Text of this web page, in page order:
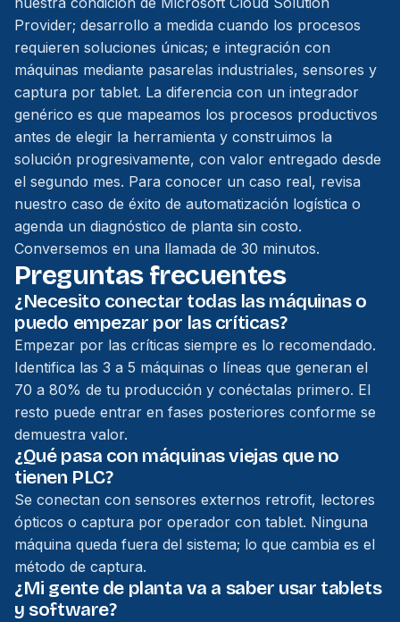
Provider; desarrollo a medida cuando los procesos
requieren soluciones únicas; e integración con
máquinas mediante pasarelas industriales, sensores y
captura por tablet. La diferencia con un integrador
genérico es que mapeamos los procesos productivos
antes de elegir la herramienta y construimos la
solución progresivamente, con valor entregado desde
el segundo mes. Para conocer un caso real, revisa
nuestro caso de éxito de automatización logística o
agenda un diagnóstico de planta sin costo.
Conversemos en una llamada de 30 minutos.
Preguntas frecuentes
¿Necesito conectar todas las máquinas o
puedo empezar por las críticas?
Empezar por las críticas siempre es lo recomendado.
Identifica las 3 a 5 máquinas o líneas que generan el
70 a 80% de tu producción y conéctalas primero. El
resto puede entrar en fases posteriores conforme se
demuestra valor.
¿Qué pasa con máquinas viejas que no
tienen PLC?
Se conectan con sensores externos retrofit, lectores
ópticos o captura por operador con tablet. Ninguna
máquina queda fuera del sistema; lo que cambia es el
método de captura.
¿Mi gente de planta va a saber usar tablets
y software?